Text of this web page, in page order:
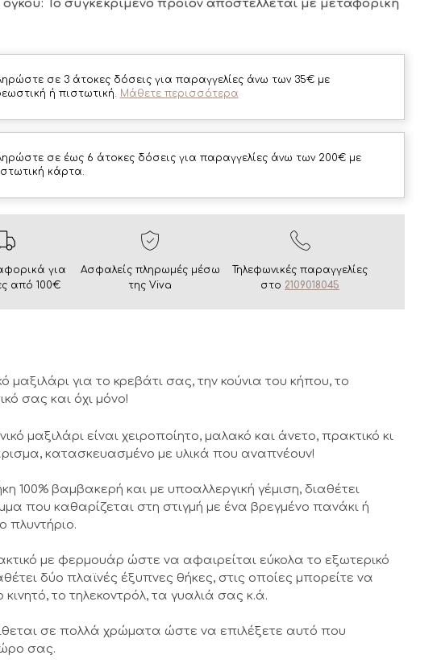
Το συγκεκριμένο προϊόν αποστέλλεται με μεταφορική
σε 3 άτοκες δόσεις για παραγγελίες άνω των 35€ με
ή πιστωτική. Μάθετε περισσότερα
σε έως 6 άτοκες δόσεις για παραγγελίες άνω των 200€ με
κάρτα.
για
από 100€
Ασφαλείς πληρωμές μέσω
της Viva
Τηλεφωνικές παραγγελίες
στο 2109018045
μαξιλάρι για το κρεβάτι σας, την κούνια του κήπου, το
σας και όχι μόνο!
μαξιλάρι είναι χειροποίητο, μαλακό και άνετο, πρακτικό κι
κατασκευασμένο με υλικά που αναπνέουν!
100% βαμβακερή και με υποαλλεργική γέμιση, διαθέτει
που καθαρίζεται στη στιγμή με ένα βρεγμένο πανάκι ή
πλυντήριο.
με φερμουάρ ώστε να αφαιρείται εύκολα το εξωτερικό
δύο πλαϊνές έξυπνες θήκες, στις οποίες μπορείτε να
το τηλεκοντρόλ, τα γυαλιά σας κ.ά.
σε πολλά χρώματα ώστε να επιλέξετε αυτό που
σας.